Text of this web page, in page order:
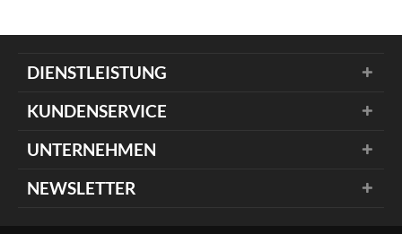
DIENSTLEISTUNG
KUNDENSERVICE
UNTERNEHMEN
NEWSLETTER